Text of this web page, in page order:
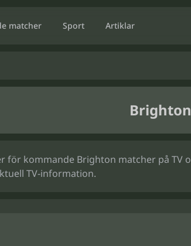
matcher Sport Artiklar
kommande Brighton matcher på TV
TV-information.